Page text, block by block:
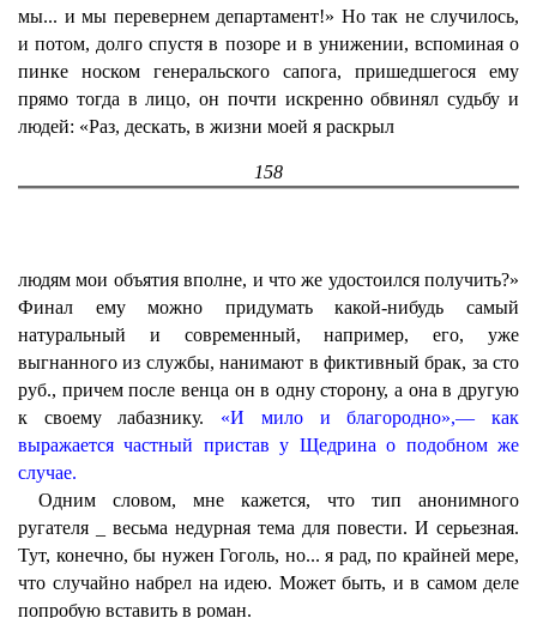
мы... и мы перевернем департамент!» Но так не случилось,
и потом, долго спустя в позоре и в унижении, вспоминая о
пинке носком генеральского сапога, пришедшегося ему
прямо тогда в лицо, он почти искренно обвинял судьбу и
людей: «Раз, дескать, в жизни моей я раскрыл
158
людям мои объятия вполне, и что же удостоился получить?»
Финал ему можно придумать какой-нибудь самый
натуральный и современный, например, его, уже
выгнанного из службы, нанимают в фиктивный брак, за сто
руб., причем после венца он в одну сторону, а она в другую
к своему лабазнику. «И мило и благородно»,— как
выражается частный пристав у Щедрина о подобном же
случае.
Одним словом, мне кажется, что тип анонимного
ругателя _ весьма недурная тема для повести. И серьезная.
Тут, конечно, бы нужен Гоголь, но... я рад, по крайней мере,
что случайно набрел на идею. Может быть, и в самом деле
попробую вставить в роман.